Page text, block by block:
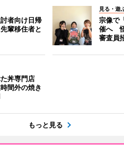
者向け日帰
輩移住者と
見る・遊
宗像で
催へ
審査員
丼専門店
間外の焼き
もっと見る